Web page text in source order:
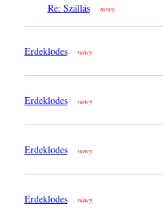
Re: Szállás nowy
Erdeklodes nowy
Erdeklodes nowy
Erdeklodes nowy
Erdeklodes nowy